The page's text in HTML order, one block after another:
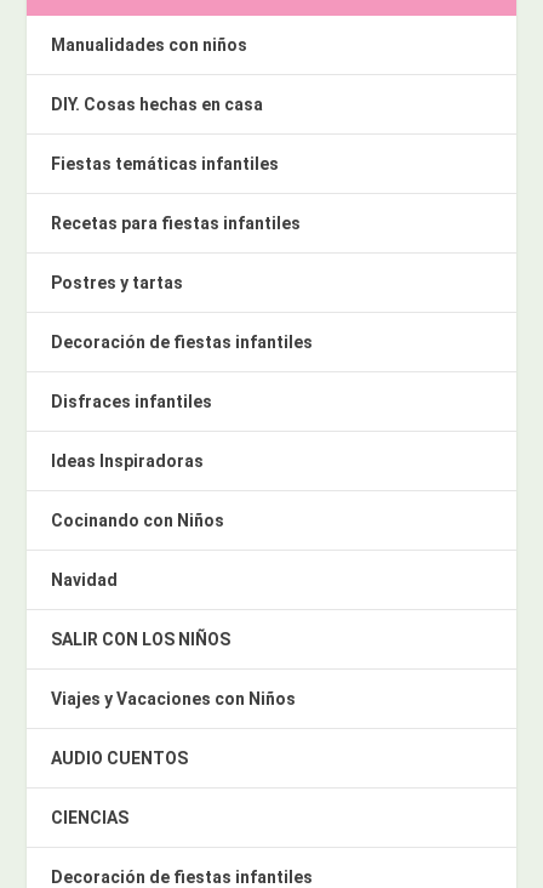
Manualidades con niños
DIY. Cosas hechas en casa
Fiestas temáticas infantiles
Recetas para fiestas infantiles
Postres y tartas
Decoración de fiestas infantiles
Disfraces infantiles
Ideas Inspiradoras
Cocinando con Niños
Navidad
SALIR CON LOS NIÑOS
Viajes y Vacaciones con Niños
AUDIO CUENTOS
CIENCIAS
Decoración de fiestas infantiles